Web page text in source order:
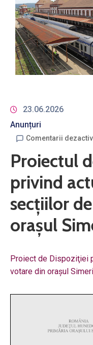
23.06.2026
Anunțuri
Comentarii
Proiectul
privind
secţiilor
oraşul
Proiect de Dispoziţiei
votare din oraşul